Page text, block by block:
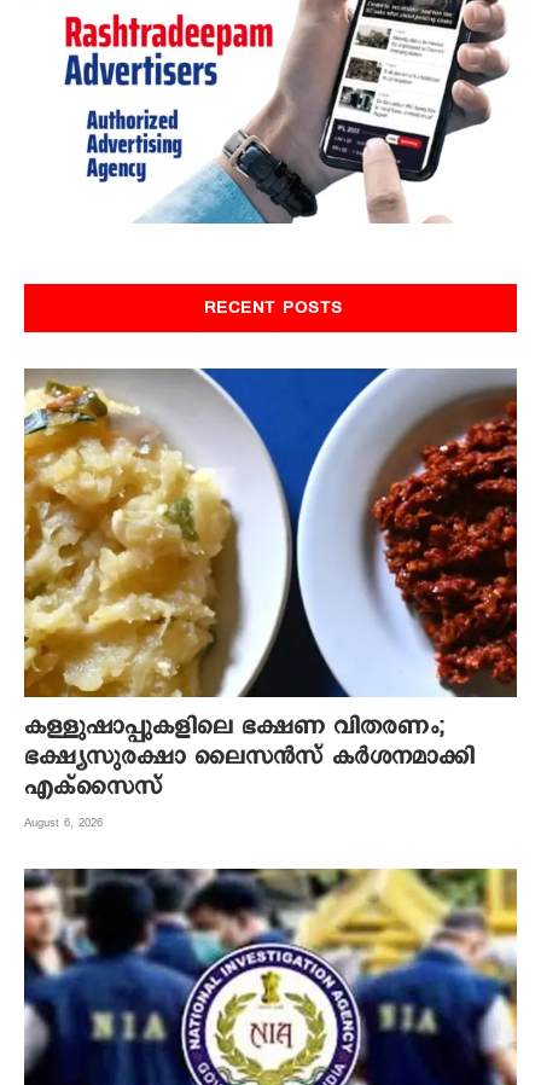
RECENT POSTS
കള്ളുഷാപ്പുകളിലെ ഭക്ഷണ വിതരണം;
ഭക്ഷ്യസുരക്ഷാ ലൈസന്‍സ് കര്‍ശനമാക്കി
എക്‌സൈസ്
August 6, 2026